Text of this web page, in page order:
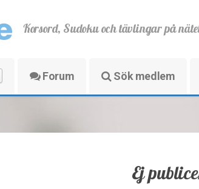
Korsord, Sudoku och tävlingar på
Forum Sök medlem
Ej